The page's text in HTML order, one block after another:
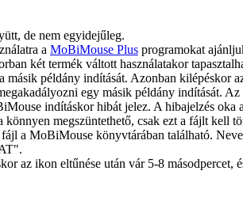
de nem egyidejűleg.
a MoBiMouse Plus programokat
két termék váltott használatakor
példány indítását. Azonban kilépéskor
egy másik példány indítását.
indításkor hibát jelez. A hibajelzés oka
könnyen megszüntethető, csak ezt a fájlt kell
a MoBiMouse könyvtárában található.
az ikon eltűnése után vár 5-8 másodpercet,